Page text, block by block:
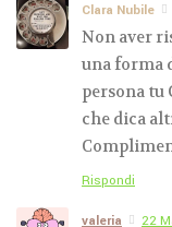
Clara Nubile
Non aver
una forma
persona tu
che dica
Rispondi
valeria 22